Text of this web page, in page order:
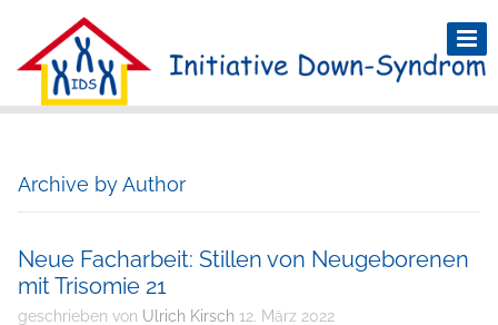
Archive by Author
Neue Facharbeit: Stillen von Neugeborenen
mit Trisomie 21
geschrieben von Ulrich Kirsch 12. März 2022